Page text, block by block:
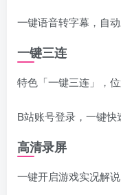
一键语音转字幕，自
一键三连
特色「一键三连」，
B站账号登录，一键快
高清录屏
一键开启游戏实况解